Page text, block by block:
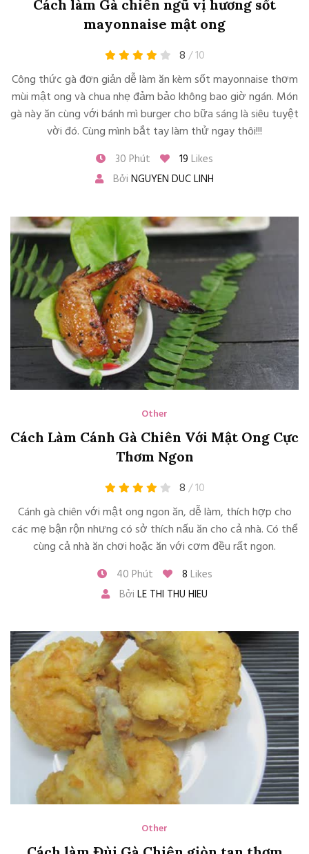
Cách làm Gà chiên ngũ vị hương sốt
mayonnaise mật ong
8/ 10
Công thức gà đơn giản dễ làm ăn kèm sốt mayonnaise thơm
mùi mật ong và chua nhẹ đảm bảo không bao giờ ngán. Món
gà này ăn cùng với bánh mì burger cho bữa sáng là siêu tuyệt
vời đó. Cùng mình bắt tay làm thử ngay thôi!!!
30 Phút 19 Likes
Bởi NGUYEN DUC LINH
Other
Cách Làm Cánh Gà Chiên Với Mật Ong Cực
Thơm Ngon
8/ 10
Cánh gà chiên với mật ong ngon ăn, dễ làm, thích hợp cho
các mẹ bận rộn nhưng có sở thích nấu ăn cho cả nhà. Có thể
cùng cả nhà ăn chơi hoặc ăn với cơm đều rất ngon.
40 Phút 8 Likes
Bởi LE THI THU HIEU
Other